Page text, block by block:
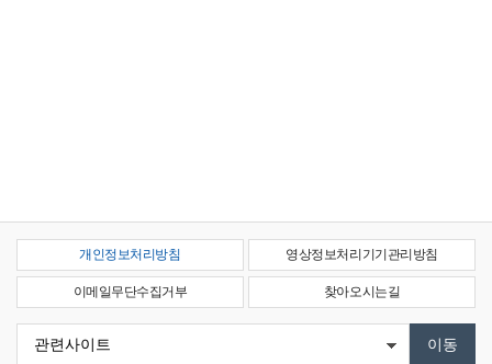
개인정보처리방침 영상정보처리기기관리방침
이메일무단수집거부 찾아오시는길